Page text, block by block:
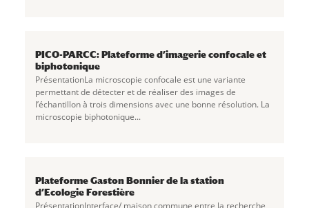
PICO-PARCC: Plateforme d’imagerie confocale et
biphotonique
PrésentationLa microscopie confocale est une variante
permettant de détecter et de réaliser des images de
l’échantillon à trois dimensions avec une bonne résolution. La
microscopie biphotonique...
Plateforme Gaston Bonnier de la station
d’Ecologie Forestière
PrésentationInterface/ maison commune entre la recherche